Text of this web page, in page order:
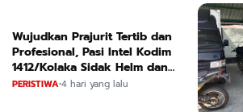
Wujudkan Prajurit Tertib dan
Profesional, Pasi Intel Kodim
1412/Kolaka Sidak Helm dan
Kendaraan
PERISTIWA•4 hari yang lalu